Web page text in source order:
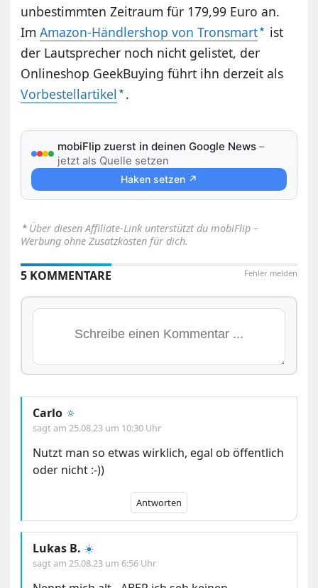
unbestimmten Zeitraum für 179,99 Euro an.
ImAmazon-Händlershop von Tronsmart
ist
der Lautsprecher noch nicht gelistet, der
Onlineshop GeekBuying führt ihn derzeit als
Vorbestellartikel
.
mobiFlip zuerst in deinen Google News –
jetzt als Quelle setzen
Haken setzen ↗
⋆ Über diesen Affiliate-Link unterstützt du mobiFlip –
Werbung ohne Zusatzkosten für dich.
Fehler melden
5 KOMMENTARE
Carlo 🔅
sagt am25.08.23 um 10:30 Uhr
Nutzt man so etwas wirklich, egal ob öffentlich
oder nicht :-))
Antworten
Lukas B. ☀️
sagt am25.08.23 um 6:56 Uhr